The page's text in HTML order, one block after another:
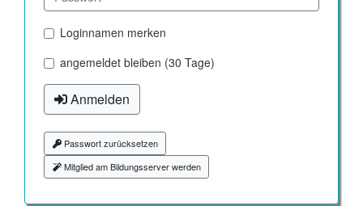
Loginnamen merken
angemeldet bleiben (30 Tage)
Anmelden
Passwort zurücksetzen
Mitglied am Bildungsserver werden